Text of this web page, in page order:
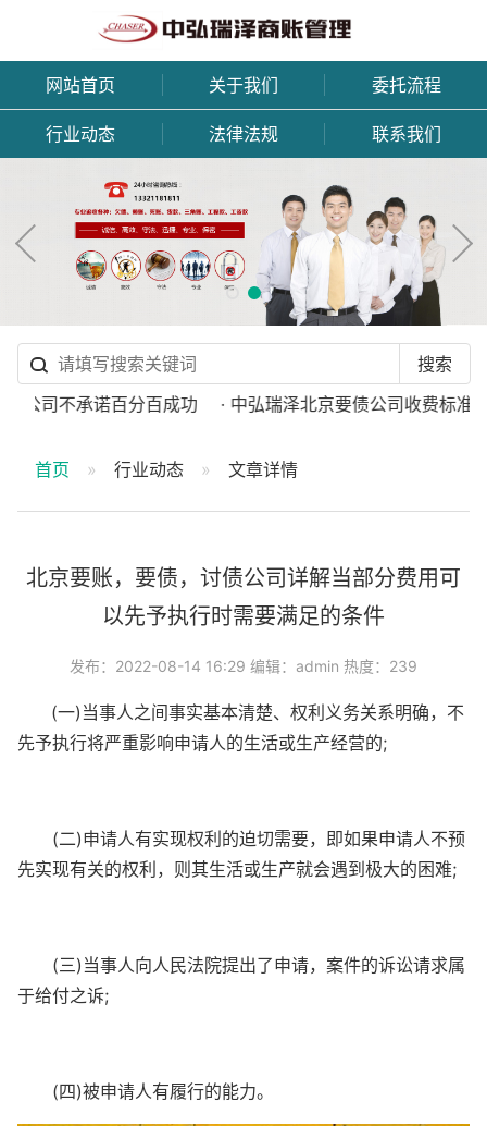
网站首页 关于我们 委托流程
行业动态 法律法规 联系我们
司不承诺百分百成功 · 中弘瑞泽北京要债公司收费标准
首页 行业动态 文章详情
北京要账，要债，讨债公司详解当部分费用可
以先予执行时需要满足的条件
发布：2022-08-14 16:29 编辑：admin 热度：239
(一)当事人之间事实基本清楚、权利义务关系明确，不
先予执行将严重影响申请人的生活或生产经营的;
(二)申请人有实现权利的迫切需要，即如果申请人不预
先实现有关的权利，则其生活或生产就会遇到极大的困难;
(三)当事人向人民法院提出了申请，案件的诉讼请求属
于给付之诉;
(四)被申请人有履行的能力。